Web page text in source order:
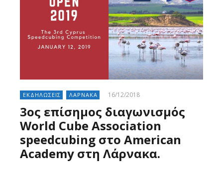
ΕΚΔΗΛΩΣΕΙΣ ΛΑΡΝΑΚΑ 16/12/2018
3ος επίσημος διαγωνισμός
World Cube Association
speedcubing στο American
Academy στη Λάρνακα.